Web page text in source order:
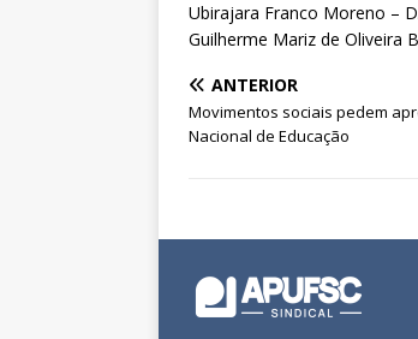
Ubirajara Franco Moreno –
Guilherme Mariz de Oliveira
ANTERIOR
Movimentos sociais pedem
Nacional de Educação